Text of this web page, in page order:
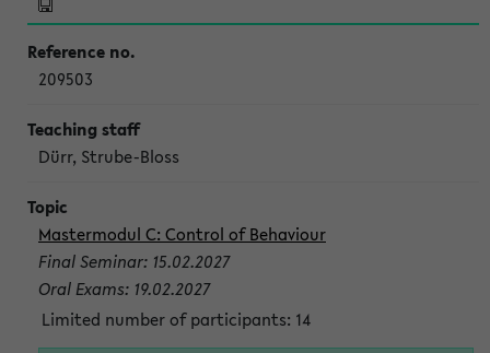
209503
Dürr, Strube-Bloss
Mastermodul C: Control of Behaviour
Final Seminar: 15.02.2027
Oral Exams: 19.02.2027
Limited number of participants: 14